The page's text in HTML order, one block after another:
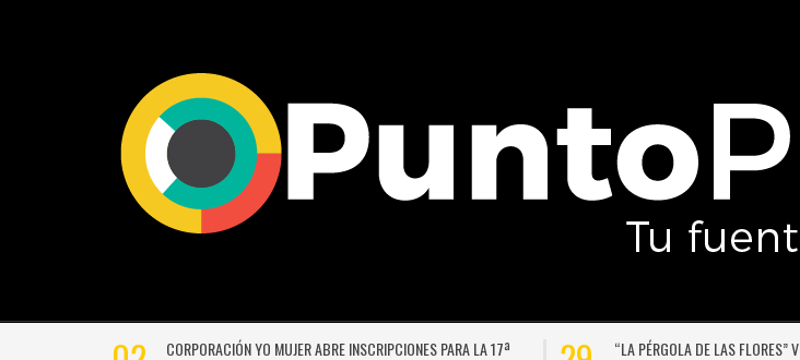
CORPORACIÓN YO MUJER ABRE INSCRIPCIONES PARA LA 17ª
“LA PÉRGOLA DE LAS FLORES”